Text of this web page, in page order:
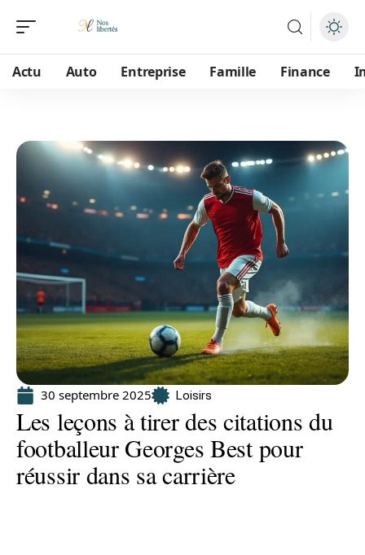
Actu Auto Entreprise Famille Finance
30 septembre 2025 Loisirs
Les leçons à tirer des citations du
footballeur Georges Best pour
réussir dans sa carrière